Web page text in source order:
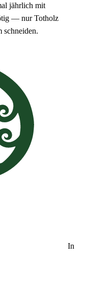
jährlich mit
— nur Totholz
schneiden.
In